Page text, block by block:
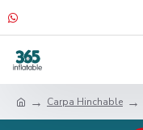
Carpa Hinchable